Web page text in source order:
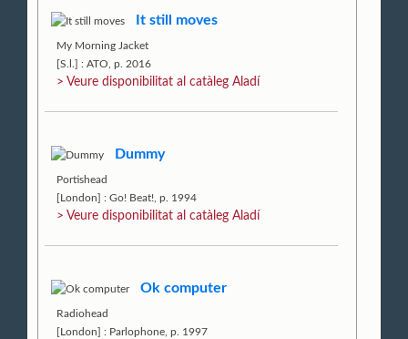
It still moves
My Morning Jacket
[S.l.] : ATO, p. 2016
> Veure disponibilitat al catàleg Aladí
Dummy
Portishead
[London] : Go! Beat!, p. 1994
> Veure disponibilitat al catàleg Aladí
Ok computer
Radiohead
[London] : Parlophone, p. 1997